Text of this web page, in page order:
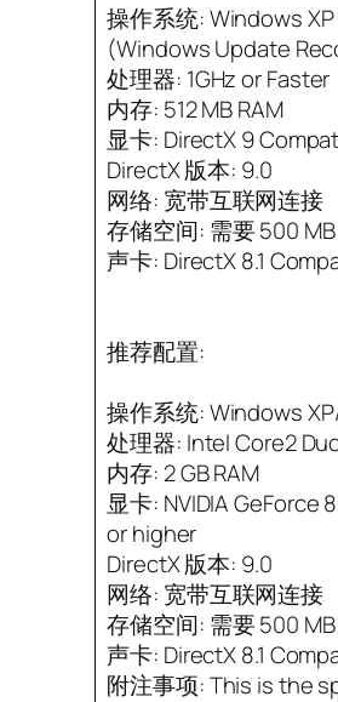
操作系统: Windows
(Windows Update
处理器: 1GHz or Faster
内存: 512 MB RAM
显卡: DirectX 9
DirectX 版本: 9.0
网络: 宽带互联网连接
存储空间: 需要 500
声卡: DirectX 8.1
推荐配置:
操作系统: Windows
处理器: Intel Core2
内存: 2 GB RAM
显卡: NVIDIA GeForce
or higher
DirectX 版本: 9.0
网络: 宽带互联网连接
存储空间: 需要 500
声卡: DirectX 8.1
附注事项: This is the